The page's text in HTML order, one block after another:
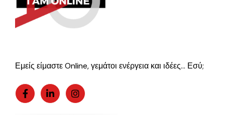
Εμείς είμαστε Online, γεμάτοι ενέργεια και ιδέες… Εσύ;